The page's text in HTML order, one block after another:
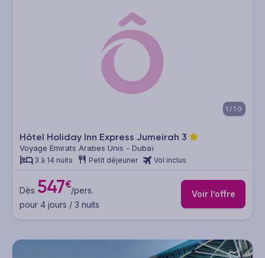
1/10
Hôtel Holiday Inn Express Jumeirah 3
Voyage Emirats Arabes Unis - Dubaï
3 à 14 nuits Petit déjeuner Vol inclus
Dès 547€/pers.
pour 4 jours / 3 nuits
Voir l’offre